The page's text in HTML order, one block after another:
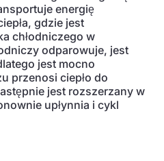
energię
gdzie jest
chłodniczego w
odparowuje, jest
jest mocno
przenosi ciepło do
jest rozszerzany w
upłynnia i cykl